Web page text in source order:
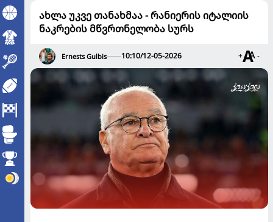
ახლა უკვე თანახმაა - რანიერის იტალიის
ნაკრების მწვრთნელობა სურს
Ernests Gulbis 10:10/12-05-2026 + -